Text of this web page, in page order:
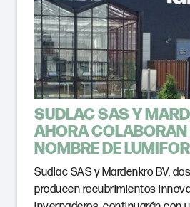
SUDLAC SAS Y
AHORA
NOMBRE DE
Sudlac SAS y Mardenkro BV,
producen recubrimientos